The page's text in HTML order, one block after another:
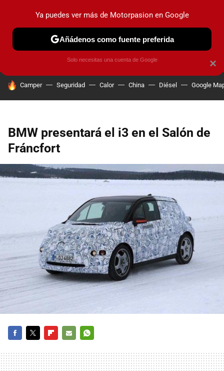
PRUEBAS COCHES ELÉCTRICOS OBSERVATORIO
HOY SE HABLA DE
Camper Seguridad Calor China Diésel Google
BMW presentará el i3 en el Salón de
Fráncfort
MAIL
×
Ya puedes ver más de Motorpasion en Google
Añádenos como fuente preferida
Solo necesitas una cuenta de Google